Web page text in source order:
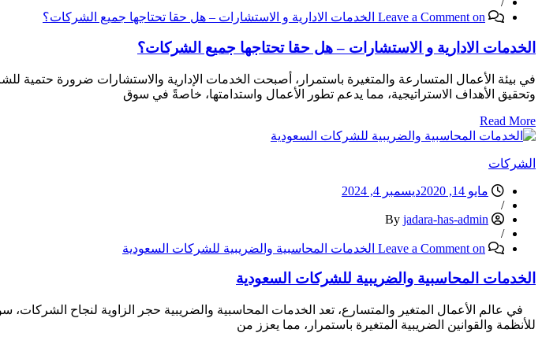
Leave a Comment on الخدمات الادارية و الاستشارات – هل حقا تحتاجها جميع الشركات؟
الخدمات الادارية و الاستشارات – هل حقا تحتاجها جميع الشركات؟
في بيئة الأعمال المتسارعة والمتغيرة باستمرار، أصبحت الخدمات الإدارية والاستشارات ضرورة حتمية
وتحقيق الأهداف الاستراتيجية، مما يدعم تطور الأعمال واستدامتها، خاصةً في سوق
Read More
الشركات
مايو 14, 2020
ديسمبر 4, 2024
/
jadara-has-admin
/
Leave a Comment on الخدمات المحاسبية والضريبية للشركات السعودية
الخدمات المحاسبية والضريبية للشركات السعودية
في عالم الأعمال المتغير والمتسارع، تعد الخدمات المحاسبية والضريبية حجر الزاوية لنجاح الشركات،
للأنظمة والقوانين الضريبية المتغيرة باستمرار، مما يعزز من